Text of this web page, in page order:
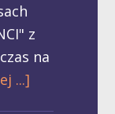
z
na
...]